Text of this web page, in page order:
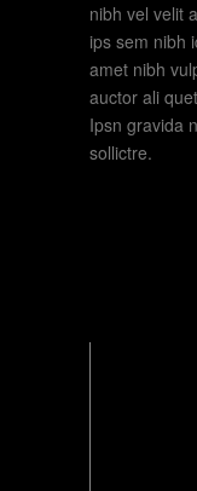
nibh vel velit
ips sem nibh
amet nibh
auctor ali
Ipsn gravida
sollictre.